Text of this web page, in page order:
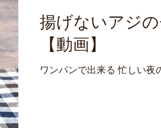
揚げないアジ
【動画】
ワンパンで出来る 忙しい夜